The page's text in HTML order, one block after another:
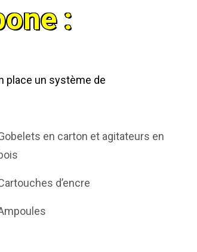
:
place un système de
en carton et agitateurs en
d’encre